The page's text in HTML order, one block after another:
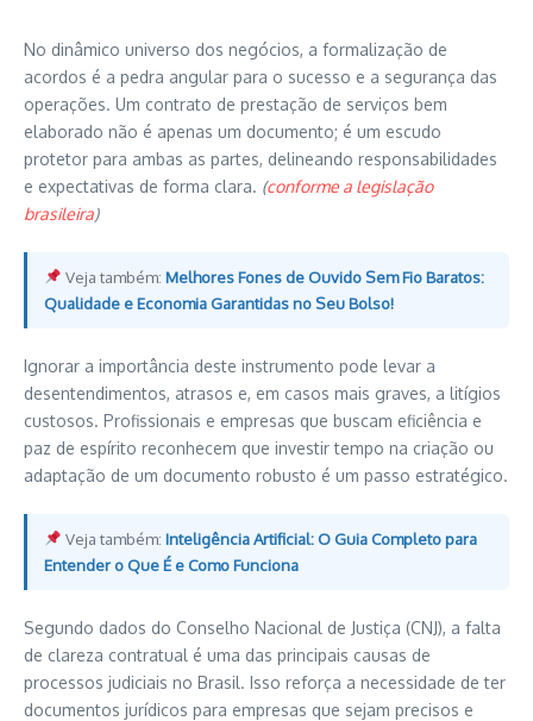
No dinâmico universo dos negócios, a formalização de
acordos é a pedra angular para o sucesso e a segurança das
operações. Um contrato de prestação de serviços bem
elaborado não é apenas um documento; é um escudo
protetor para ambas as partes, delineando responsabilidades
e expectativas de forma clara. (conforme a legislação
brasileira)
Veja também:Melhores Fones de Ouvido Sem Fio Baratos:
Qualidade e Economia Garantidas no Seu Bolso!
Ignorar a importância deste instrumento pode levar a
desentendimentos, atrasos e, em casos mais graves, a litígios
custosos. Profissionais e empresas que buscam eficiência e
paz de espírito reconhecem que investir tempo na criação ou
adaptação de um documento robusto é um passo estratégico.
Veja também:Inteligência Artificial: O Guia Completo para
Entender o Que É e Como Funciona
Segundo dados do Conselho Nacional de Justiça (CNJ), a falta
de clareza contratual é uma das principais causas de
processos judiciais no Brasil. Isso reforça a necessidade de ter
documentos jurídicos para empresas que sejam precisos e